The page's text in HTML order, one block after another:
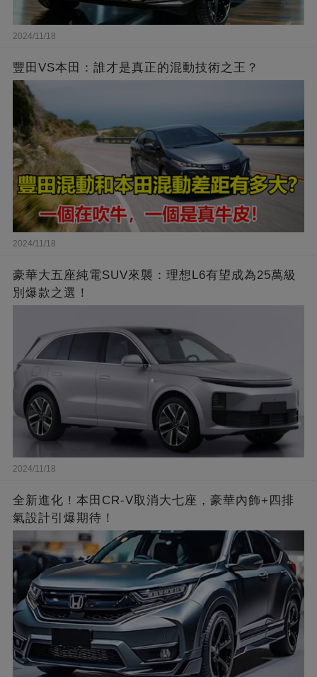
2024/11/18
豐田VS本田：誰才是真正的混動技術之王？
2024/11/18
豪華大五座純電SUV來襲：理想L6有望成為25萬級
別爆款之選！
2024/11/18
全新進化！本田CR-V取消大七座，豪華內飾+四排
氣設計引爆期待！